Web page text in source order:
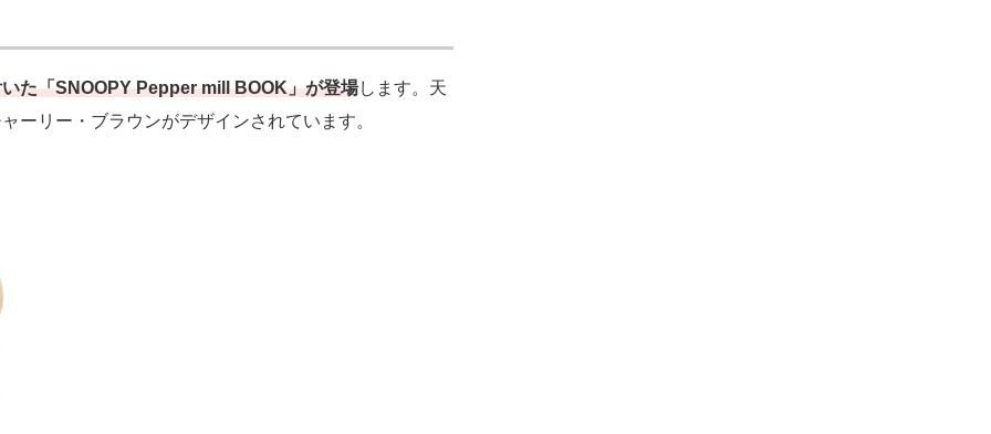
た「SNOOPY Pepper mill BOOK」が登場します。天
ーリー・ブラウンがデザインされています。